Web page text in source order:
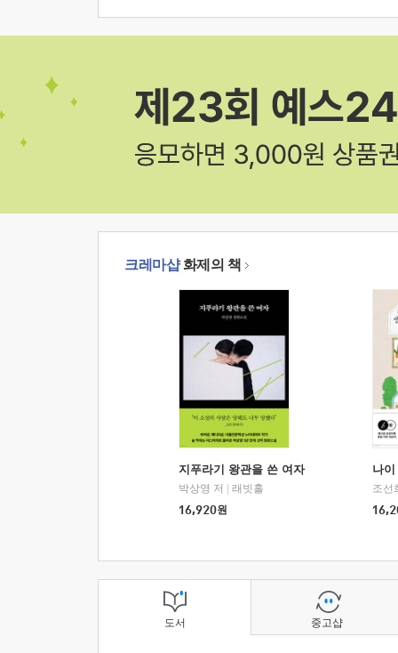
크레마샵화제의 책
지푸라기 왕관을 쓴 여자
박상영 저
래빗홀
16,920원
나
조선
도서 중고샵